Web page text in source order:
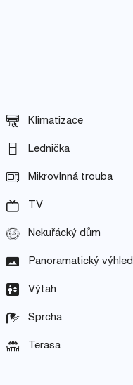
Klimatizace
Lednička
Mikrovlnná trouba
TV
Nekuřácký dům
Panoramatický výhled
Výtah
Sprcha
Terasa